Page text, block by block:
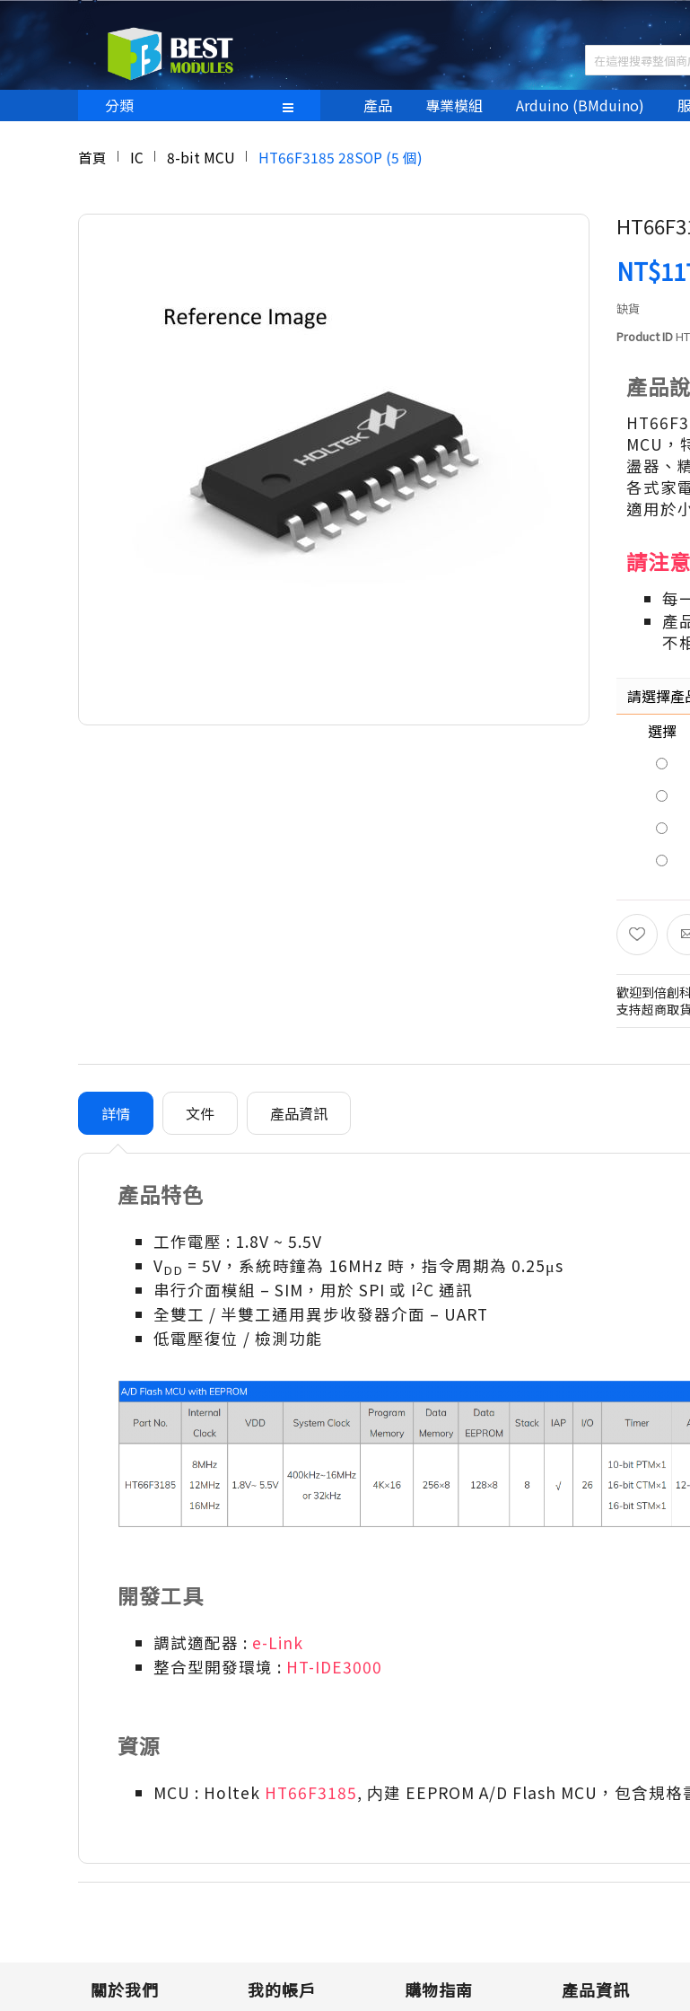
分類
產品 專業模組 Arduino (BMduino)
首頁 IC 8-bit MCU HT66F3185 28SOP (5 個)
缺貨
Product ID
產品
MCU，
盪器、
各式家
適用於
請注意
每
產
不
請選擇產
選擇
歡迎到倍創
支持超商取
詳情 文件 產品資訊
產品特色
工作電壓 : 1.8V ~ 5.5V
VDD = 5V，系統時鐘為 16MHz 時，指令周期為 0.25μs
串行介面模組 – SIM，用於 SPI 或 I2C 通訊
全雙工 / 半雙工通用異步收發器介面 – UART
低電壓復位 / 檢測功能
開發工具
調試適配器 : e-Link
整合型開發環境 : HT-IDE3000
資源
MCU : Holtek HT66F3185, 内建 EEPROM A/D Flash MCU，包含規格
關於我們 我的帳戶 購物指南 產品資訊